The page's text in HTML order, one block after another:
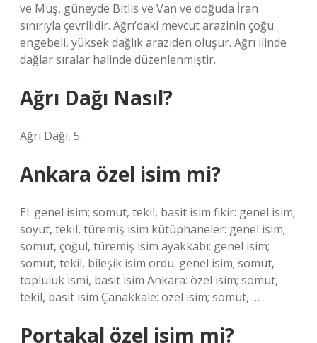
ve Muş, güneyde Bitlis ve Van ve doğuda İran
sınırıyla çevrilidir. Ağrı’daki mevcut arazinin çoğu
engebeli, yüksek dağlık araziden oluşur. Ağrı ilinde
dağlar sıralar halinde düzenlenmiştir.
Ağrı Dağı Nasıl?
Ağrı Dağı, 5.
Ankara özel isim mi?
El: genel isim; somut, tekil, basit isim fikir: genel isim;
soyut, tekil, türemiş isim kütüphaneler: genel isim;
somut, çoğul, türemiş isim ayakkabı: genel isim;
somut, tekil, bileşik isim ordu: genel isim; somut,
topluluk ismi, basit isim Ankara: özel isim; somut,
tekil, basit isim Çanakkale: özel isim; somut, …
Portakal özel isim mi?